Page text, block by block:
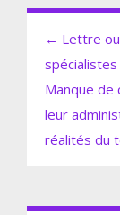
← Lettre
spécialistes
Manque de
leur
réalités du